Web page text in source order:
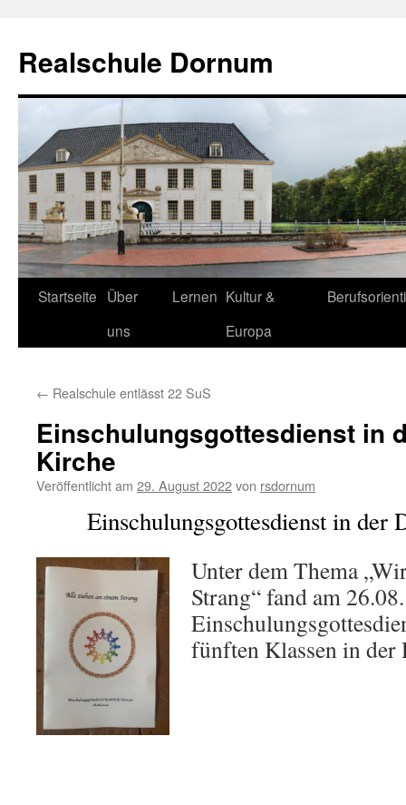
springen
Realschule Dornum
Startseite Über
uns
Lernen Kultur &
Europa
← Realschule entlässt 22 SuS
Einschulungsgottesdienst in
Kirche
Veröffentlicht am 29. August 2022von rsdornum
Einschulungsgottesdienst in der
Unter dem Thema
Strang“ fand am
fünften Klassen in